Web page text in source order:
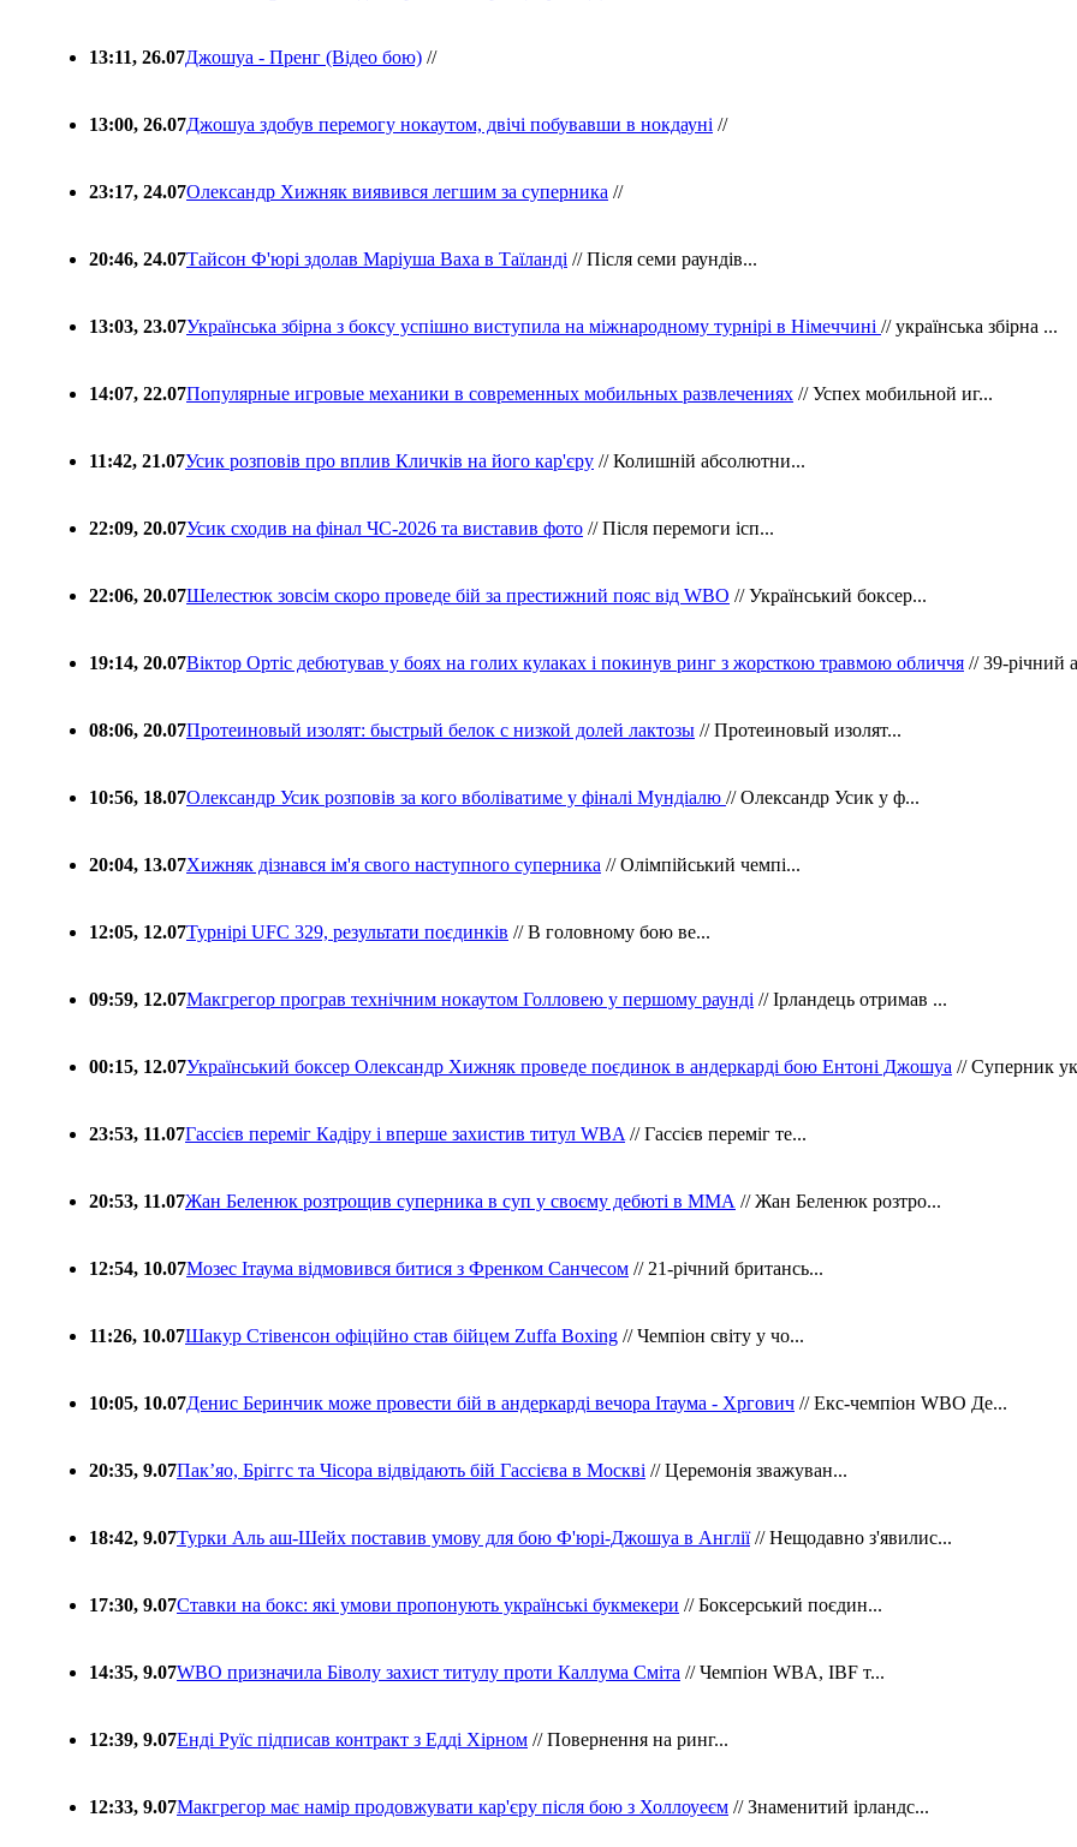
13:11, 26.07Джошуа - Пренг (Відео бою) //
13:00, 26.07Джошуа здобув перемогу нокаутом, двічі побувавши в нокдауні //
23:17, 24.07Олександр Хижняк виявився легшим за суперника //
20:46, 24.07Тайсон Ф'юрі здолав Маріуша Ваха в Таїланді // Після семи раундів...
13:03, 23.07Українська збірна з боксу успішно виступила на міжнародному турнірі в Німеччині // українська збірна ...
14:07, 22.07Популярные игровые механики в современных мобильных развлечениях // Успех мобильной иг...
11:42, 21.07Усик розповів про вплив Кличків на його кар'єру // Колишній абсолютни...
22:09, 20.07Усик сходив на фінал ЧС-2026 та виставив фото // Після перемоги ісп...
22:06, 20.07Шелестюк зовсім скоро проведе бій за престижний пояс від WBO // Український боксер...
19:14, 20.07Віктор Ортіс дебютував у боях на голих кулаках і покинув ринг з жорсткою травмою обличчя // 39-річний
08:06, 20.07Протеиновый изолят: быстрый белок с низкой долей лактозы // Протеиновый изолят...
10:56, 18.07Олександр Усик розповів за кого вболіватиме у фіналі Мундіалю // Олександр Усик у ф...
20:04, 13.07Хижняк дізнався ім'я свого наступного суперника // Олімпійський чемпі...
12:05, 12.07Турнірі UFC 329, результати поєдинків // В головному бою ве...
09:59, 12.07Макгрегор програв технічним нокаутом Голловею у першому раунді // Ірландець отримав ...
00:15, 12.07Український боксер Олександр Хижняк проведе поєдинок в андеркарді бою Ентоні Джошуа // Суперник
23:53, 11.07Гассієв переміг Кадіру і вперше захистив титул WBA // Гассієв переміг те...
20:53, 11.07Жан Беленюк розтрощив суперника в суп у своєму дебюті в ММА // Жан Беленюк розтро...
12:54, 10.07Мозес Ітаума відмовився битися з Френком Санчесом // 21-річний британсь...
11:26, 10.07Шакур Стівенсон офіційно став бійцем Zuffa Boxing // Чемпіон світу у чо...
10:05, 10.07Денис Беринчик може провести бій в андеркарді вечора Ітаума - Хргович // Екс-чемпіон WBO Де...
20:35, 9.07Пакʼяо, Бріггс та Чісора відвідають бій Гассієва в Москві // Церемонія зважуван...
18:42, 9.07Турки Аль аш-Шейх поставив умову для бою Ф'юрі-Джошуа в Англії// Нещодавно з'явилис...
17:30, 9.07Ставки на бокс: які умови пропонують українські букмекери // Боксерський поєдин...
14:35, 9.07WBO призначила Біволу захист титулу проти Каллума Сміта // Чемпіон WBA, IBF т...
12:39, 9.07Енді Руїс підписав контракт з Едді Хірном // Повернення на ринг...
12:33, 9.07Макгрегор має намір продовжувати кар'єру після бою з Холлоуеєм // Знаменитий ірландс...